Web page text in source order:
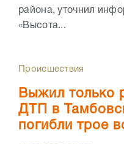
района, уточнил
«Высота...
Происшествия
Выжил только
ДТП в
погибли трое